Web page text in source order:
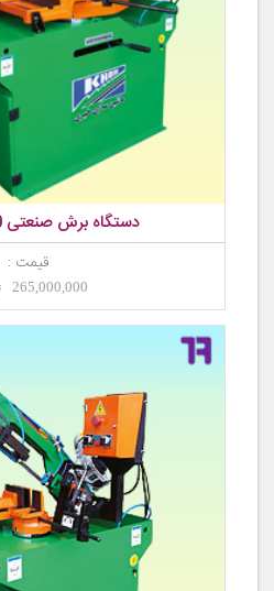
دستگاه برش صنعتی 280 (خیری)
قیمت :
265,000,000 تومان